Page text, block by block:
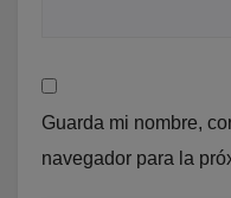
Guarda mi nombre,
navegador para la